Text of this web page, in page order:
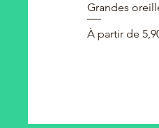
Grandes
À partir de
Prix